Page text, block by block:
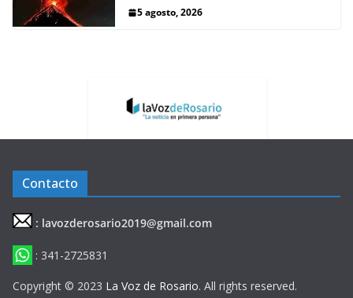
5 agosto, 2026
Contacto
: lavozderosario2019@gmail.com
: 341-2725831
Copyright © 2023 La Voz de Rosario. All rights reserved.